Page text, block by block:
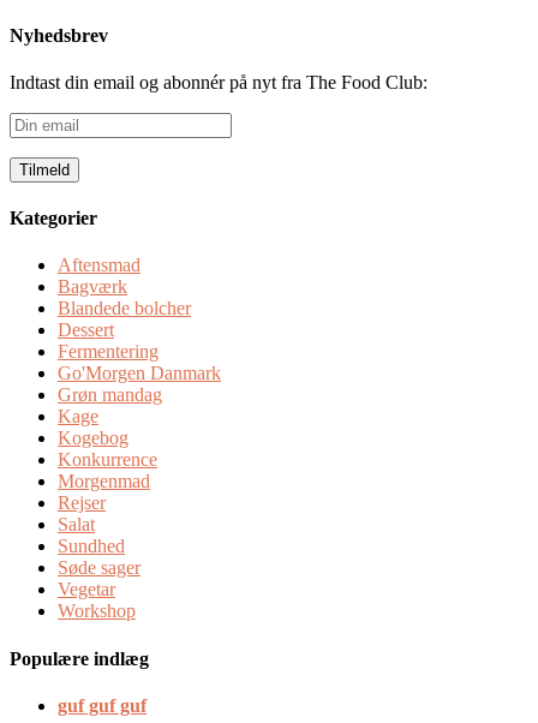
Nyhedsbrev
Indtast din email og abonnér på nyt fra The Food Club:
Din
email
Kategorier
Aftensmad
Bagværk
Blandede bolcher
Dessert
Fermentering
Go'Morgen Danmark
Grøn mandag
Kage
Kogebog
Konkurrence
Morgenmad
Rejser
Salat
Sundhed
Søde sager
Vegetar
Workshop
Populære indlæg
guf guf guf